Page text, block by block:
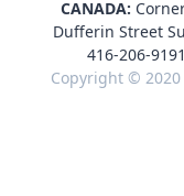
CANADA:
Dufferin Street
416-206-9191
Copyright © 2020